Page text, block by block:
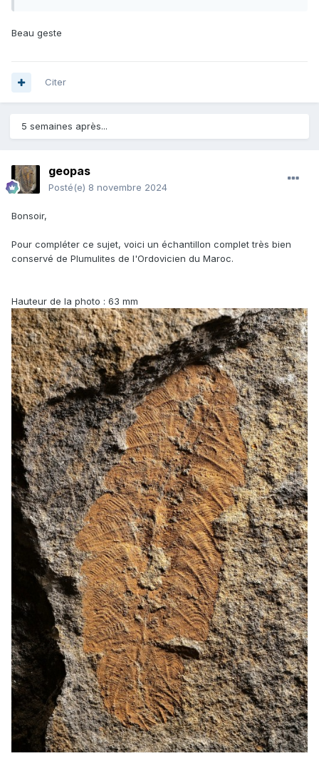
Beau geste
Citer
5 semaines après...
geopas
Posté(e) 8 novembre 2024
Bonsoir,
Pour compléter ce sujet, voici un échantillon complet très bien
conservé de Plumulites de l'Ordovicien du Maroc.
Hauteur de la photo : 63 mm